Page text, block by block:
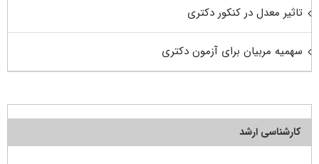
تاثیر معدل در کنکور دکتری
سهمیه مربیان برای آزمون دکتری
کارشناسی ارشد